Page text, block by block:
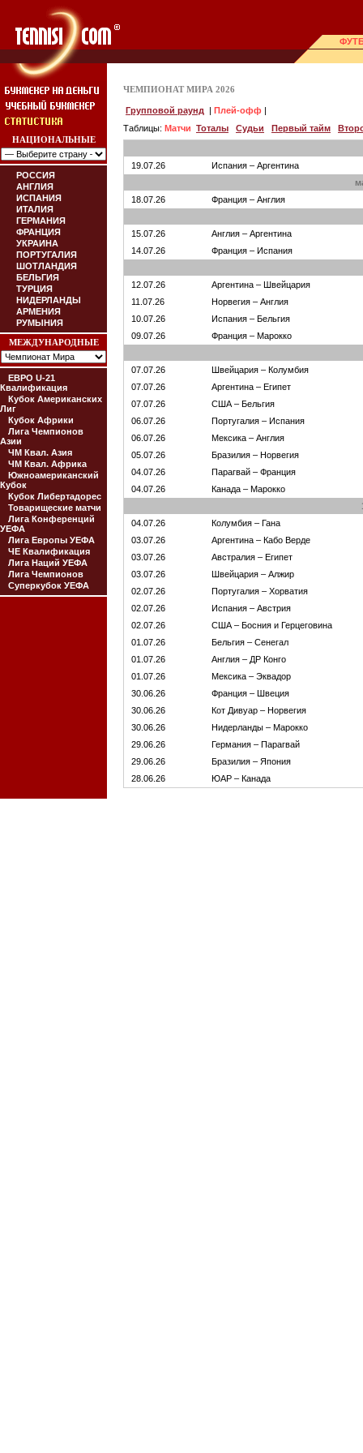
НАЦИОНАЛЬНЫЕ
РОССИЯ
АНГЛИЯ
ИСПАНИЯ
ИТАЛИЯ
ГЕРМАНИЯ
ФРАНЦИЯ
УКРАИНА
ПОРТУГАЛИЯ
ШОТЛАНДИЯ
БЕЛЬГИЯ
ТУРЦИЯ
НИДЕРЛАНДЫ
АРМЕНИЯ
РУМЫНИЯ
МЕЖДУНАРОДНЫЕ
ЕВРО U-21
Квалификация
Кубок Американских
Лиг
Кубок Африки
Лига Чемпионов
Азии
ЧМ Квал. Азия
ЧМ Квал. Африка
Южноамериканский
Кубок
Кубок Либертадорес
Товарищеские матчи
Лига Конференций
УЕФА
Лига Европы УЕФА
ЧЕ Квалификация
Лига Наций УЕФА
Лига Чемпионов
Суперкубок УЕФА
ЧЕМПИОНАТ МИРА 2026
Групповой раунд | Плей-офф |
Таблицы: Матчи Тоталы Судьи Первый тайм
19.07.26
Испания – Аргентина
18.07.26
Франция – Англия
15.07.26
Англия – Аргентина
14.07.26
Франция – Испания
12.07.26
Аргентина – Швейцария
11.07.26
Норвегия – Англия
10.07.26
Испания – Бельгия
09.07.26
Франция – Марокко
07.07.26
Швейцария – Колумбия
07.07.26
Аргентина – Египет
07.07.26
США – Бельгия
06.07.26
Португалия – Испания
06.07.26
Мексика – Англия
05.07.26
Бразилия – Норвегия
04.07.26
Парагвай – Франция
04.07.26
Канада – Марокко
04.07.26
Колумбия – Гана
03.07.26
Аргентина – Кабо Верде
03.07.26
Австралия – Египет
03.07.26
Швейцария – Алжир
02.07.26
Португалия – Хорватия
02.07.26
Испания – Австрия
02.07.26
США – Босния и Герцеговина
01.07.26
Бельгия – Сенегал
01.07.26
Англия – ДР Конго
01.07.26
Мексика – Эквадор
30.06.26
Франция – Швеция
30.06.26
Кот Дивуар – Норвегия
30.06.26
Нидерланды – Марокко
29.06.26
Германия – Парагвай
29.06.26
Бразилия – Япония
28.06.26
ЮАР – Канада